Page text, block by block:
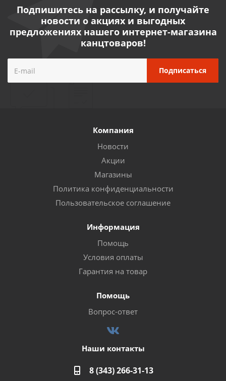
Подпишитесь на рассылку, и получайте
новости о акциях и выгодных
предложениях нашего интернет-магазина
канцтоваров!
Компания
Новости
Акции
Магазины
Политика конфиденциальности
Пользовательское соглашение
Информация
Помощь
Условия оплаты
Гарантия на товар
Помощь
Вопрос-ответ
Наши контакты
8 (343) 266-31-13